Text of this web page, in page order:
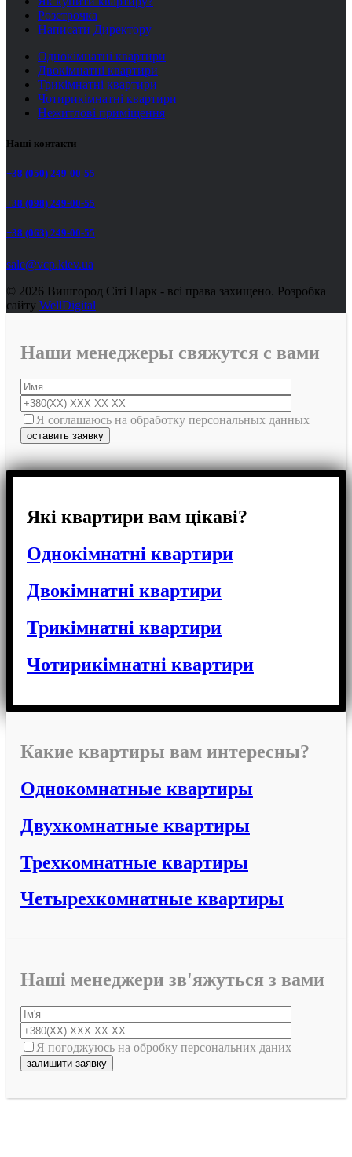
Розстрочка
Написати Директору
Однокімнатні квартири
Двокімнатні квартири
Трикімнатні квартири
Чотирикімнатні квартири
Нежитлові приміщення
Наші контакти
+38 (050) 249-00-55
+38 (098) 249-00-55
+38 (063) 249-00-55
sale@vcp.kiev.ua
© 2026 Вишгород Сіті Парк - всі права захищено. Розробка
сайту WellDigital
Наши менеджеры свяжутся с вами
Я соглашаюсь на обработку персональных данных
Які квартири вам цікаві?
Однокімнатні квартири
Двокімнатні квартири
Трикімнатні квартири
Чотирикімнатні квартири
Какие квартиры вам интересны?
Однокомнатные квартиры
Двухкомнатные квартиры
Трехкомнатные квартиры
Четырехкомнатные квартиры
Наші менеджери зв'яжуться з вами
Я погоджуюсь на обробку персональних даних